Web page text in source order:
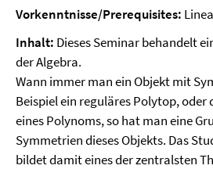
Vorkenntnisse/Prerequisites:
Inhalt: Dieses Seminar behandelt
der Algebra.
Wann immer man ein Objekt mit
Beispiel ein reguläres Polytop, oder
eines Polynoms, so hat man eine
Symmetrien dieses Objekts. Das
bildet damit eines der zentralsten